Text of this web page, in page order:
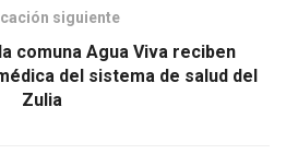
siguiente
comuna Agua Viva reciben
del sistema de salud del
Zulia